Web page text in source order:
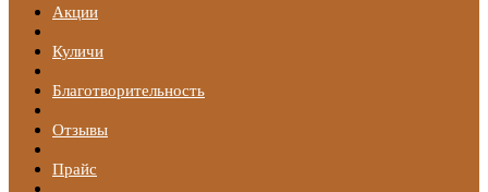
Акции
Куличи
Благотворительность
Отзывы
Прайс